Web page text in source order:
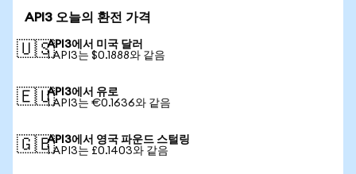
API3 오늘의 환전 가격
🇺🇸API3에서 미국 달러
1 API3는 $0.1888와 같음
🇪🇺API3에서 유로
1 API3는 €0.1636와 같음
🇬🇧API3에서 영국 파운드 스털링
1 API3는 £0.1403와 같음